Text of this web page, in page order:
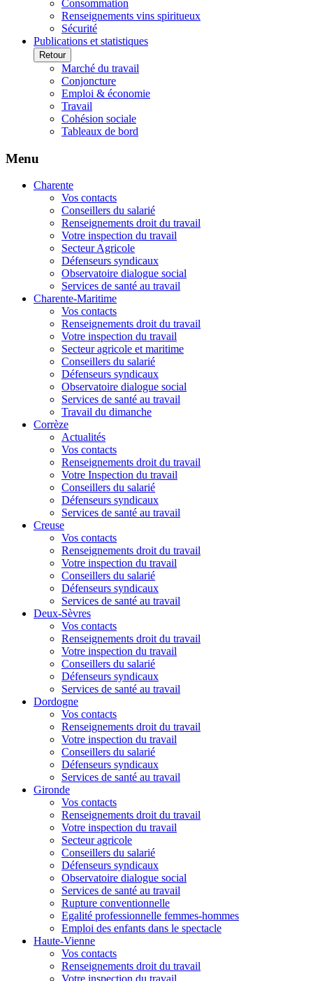
Consommation
Renseignements vins spiritueux
Sécurité
Publications et statistiques
Retour
Marché du travail
Conjoncture
Emploi & économie
Travail
Cohésion sociale
Tableaux de bord
Menu
Charente
Vos contacts
Conseillers du salarié
Renseignements droit du travail
Votre inspection du travail
Secteur Agricole
Défenseurs syndicaux
Observatoire dialogue social
Services de santé au travail
Charente-Maritime
Vos contacts
Renseignements droit du travail
Votre inspection du travail
Secteur agricole et maritime
Conseillers du salarié
Défenseurs syndicaux
Observatoire dialogue social
Services de santé au travail
Travail du dimanche
Corrèze
Actualités
Vos contacts
Renseignements droit du travail
Votre Inspection du travail
Conseillers du salarié
Défenseurs syndicaux
Services de santé au travail
Creuse
Vos contacts
Renseignements droit du travail
Votre inspection du travail
Conseillers du salarié
Défenseurs syndicaux
Services de santé au travail
Deux-Sèvres
Vos contacts
Renseignements droit du travail
Votre inspection du travail
Conseillers du salarié
Défenseurs syndicaux
Services de santé au travail
Dordogne
Vos contacts
Renseignements droit du travail
Votre inspection du travail
Conseillers du salarié
Défenseurs syndicaux
Services de santé au travail
Gironde
Vos contacts
Renseignements droit du travail
Votre inspection du travail
Secteur agricole
Conseillers du salarié
Défenseurs syndicaux
Observatoire dialogue social
Services de santé au travail
Rupture conventionnelle
Egalité professionnelle femmes-hommes
Emploi des enfants dans le spectacle
Haute-Vienne
Vos contacts
Renseignements droit du travail